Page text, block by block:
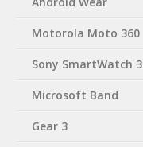
Motorola Moto 360
Sony SmartWatch 3
Microsoft Band
Gear 3